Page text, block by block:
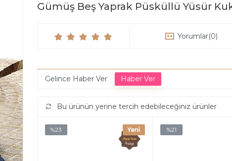
Gümüş Beş Yaprak Püsküllü Yüsür
Yorumlar(0)
Gelince Haber Ver
Bu ürünün yerine tercih edebileceğiniz ürünler
%23 %21